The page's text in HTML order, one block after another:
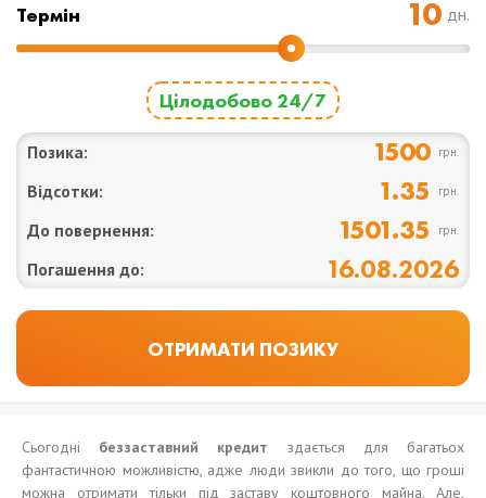
Термін дн.
Цілодобово 24/7
Позика: 1500 грн.
Відсотки: 1.35 грн.
До повернення: 1501.35 грн.
Погашення до: 16.08.2026
Сьогодні беззаставний кредит здається для багатьох
фантастичною можливістю, адже люди звикли до того, що гроші
можна отримати тільки під заставу коштовного майна. Але,